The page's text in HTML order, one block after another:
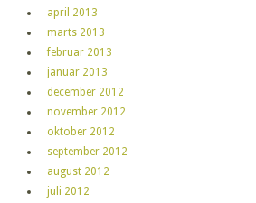
april 2013
marts 2013
februar 2013
januar 2013
december 2012
november 2012
oktober 2012
september 2012
august 2012
juli 2012